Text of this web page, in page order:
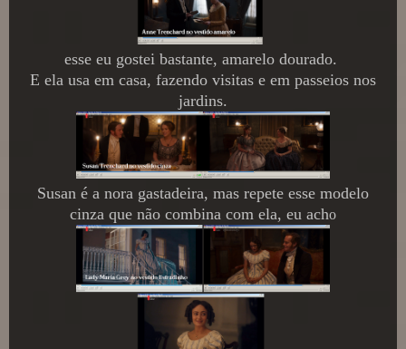
esse eu gostei bastante, amarelo dourado.
E ela usa em casa, fazendo visitas e em passeios nos
jardins.
Susan é a nora gastadeira, mas repete esse modelo
cinza que não combina com ela, eu acho